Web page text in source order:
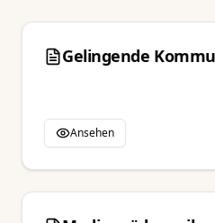
Gelingende
Ansehen